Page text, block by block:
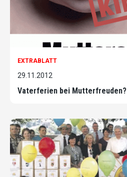
EXTRABLATT
29.11.2012
Vaterferien bei Mutterfreuden?